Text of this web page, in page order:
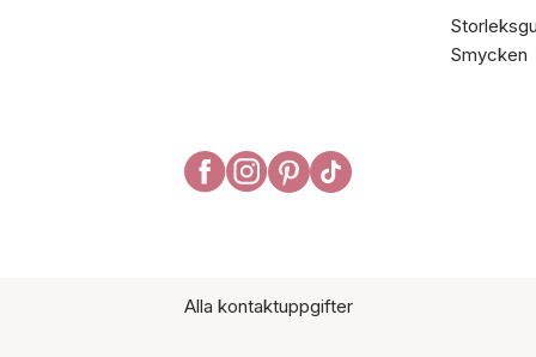
Smycken
Alla kontaktuppgifter